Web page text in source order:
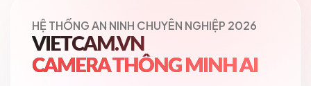
HỆ THỐNG AN NINH CHUYÊN NGHIỆP 2026
VIETCAM.VN
CAMERA THÔNG MINH AI